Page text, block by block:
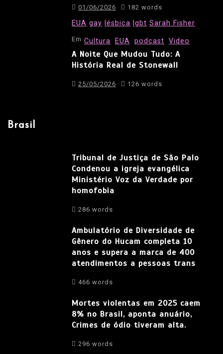
01/06/2026 182 words
EUA gay lésbica lgbt Sarah Fisher
Em Cultura EUA podcast Video
A Noite Que Mudou Tudo: A
História Real de Stonewall
25/05/2026 126 words
Brasil
Tribunal de Justiça de São Palo
Condenou a igreja evangélica
Ministério Voz da Verdade por
homofobia
286 words
Ambulatório de Diversidade de
Gênero do Hucam completa 10
anos e supera a marca de 400
atendimentos a pessoas trans
466 words
Mortes violentas em 2025 caem
8% no Brasil, aponta anuário,
Crimes de ódio tiveram alta.
296 words